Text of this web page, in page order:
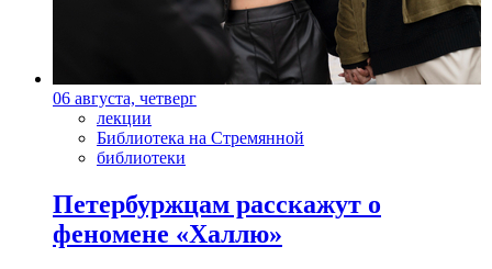
06 августа, четверг
лекции
Библиотека на Стремянной
библиотеки
Петербуржцам расскажут о
феномене «Халлю»